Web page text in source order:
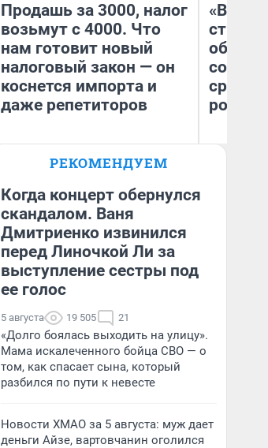
Продашь за 3000, налог
возьмут с 4000. Что
нам готовит новый
налоговый закон — он
коснется импорта и
даже репетиторов
Анастасия Завгородняя
«В
РЕКОМЕНДУЕМ
Когда концерт обернулся
скандалом. Ваня
Дмитриенко извинился
перед Линочкой Ли за
выступление сестры под
ее голос
5 августа 19 505 21
«Долго боялась выходить на улицу».
Мама искалеченного бойца СВО — о
том, как спасает сына, который
разбился по пути к невесте
Новости ХМАО за 5 августа: муж дает
деньги Айзе, вартовчанин оголился